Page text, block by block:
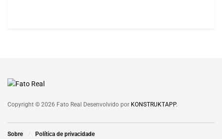
Copyright © 2026 Fato Real Desenvolvido por KONSTRUKTAPP.
Sobre Política de privacidade